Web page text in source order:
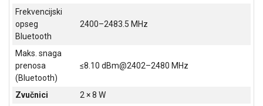
Frekvencijski
opseg
Bluetooth
2400–2483.5 MHz
Maks. snaga
prenosa
(Bluetooth)
≤8.10 dBm@2402–2480 MHz
Zvučnici 2 × 8 W